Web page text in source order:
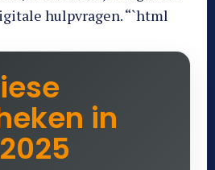
hulpvragen. “`html
in